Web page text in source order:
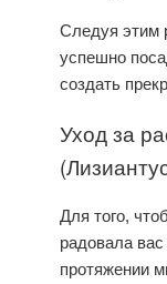
Следуя этим
успешно
создать
Уходза
(
Для того,
радовала
протяжении